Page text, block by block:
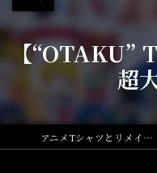
【“OTAKU”
超
アニメTシャツとリメイク・古着の古着屋月暈